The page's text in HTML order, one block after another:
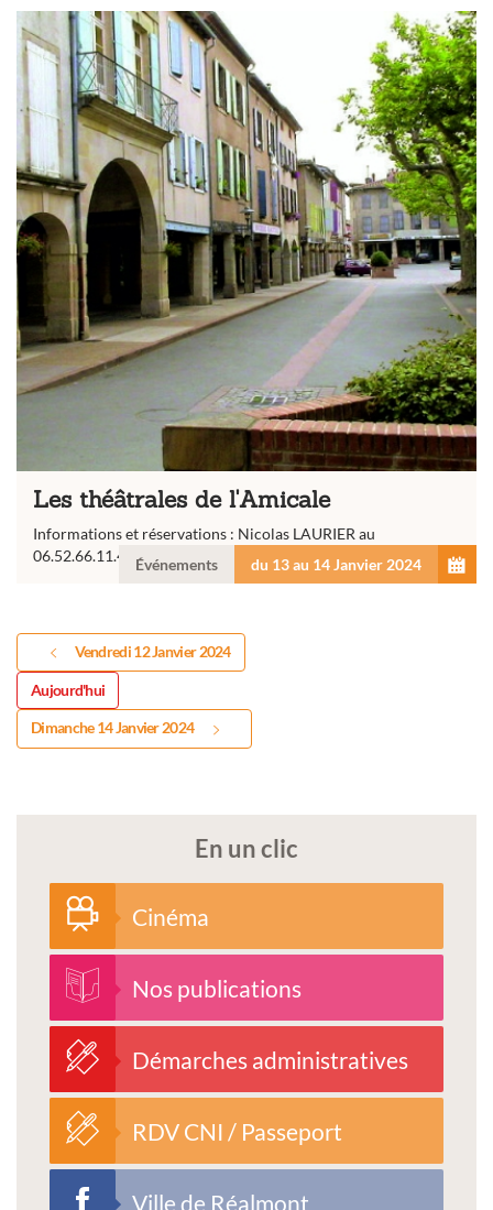
Les théâtrales de l'Amicale
Informations et réservations : Nicolas LAURIER au
06.52.66.11.48
Événements du 13 au 14 Janvier 2024
Vendredi 12 Janvier 2024
Aujourd'hui
Dimanche 14 Janvier 2024
En un clic
Cinéma
Nos publications
Démarches administratives
RDV CNI / Passeport
Ville de Réalmont